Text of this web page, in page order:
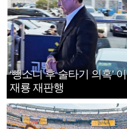
‘뺑소니 후 술타기 의혹’ 이
재룡 재판행